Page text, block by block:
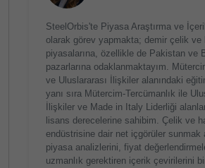
SteelOrbis'te Piyasa Araştırma ve
olarak görev yapmakta; demir çelik ve
piyasalarına, özellikle de Pakistan ve
pazarlarına odaklanmaktayım.
ve Uluslararası İlişkiler alanındaki
yanı sıra Mütercim-Tercümanlık ile
İlişkiler ve Made in Italy Liderliği
lisans derecelerine sahibim. Çelik ve
endüstrisine dair net içgörüler sunmak
piyasa analizlerini, fiyat
uzmanlık gerektiren içerik çevirilerini